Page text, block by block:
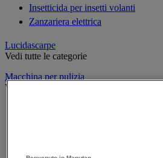
Insetticida per insetti volanti
Zanzariera elettrica
Lucidascarpe
Vedi tutte le categorie
Macchina per pulizia
Vedi tutte le categorie